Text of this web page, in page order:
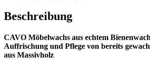
Beschreibung
CAVO Möbelwachs aus echtem
Auffrischung und Pflege von bereits
aus Massivholz